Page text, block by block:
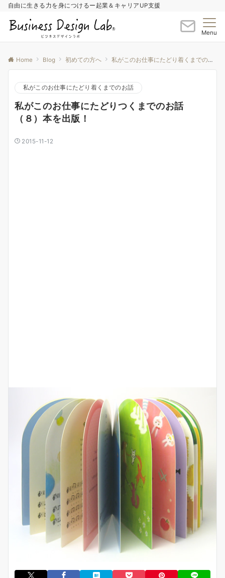
自由に生きる力を身につけるー起業＆キャリアUP支援
Menu
Home Blog 初めての方へ 私がこのお仕事にたどり着くまでのお話
私がこのお仕事にたどり着くまでのお話
私がこのお仕事にたどりつくまでのお話
（８）本を出版！
2015-11-12